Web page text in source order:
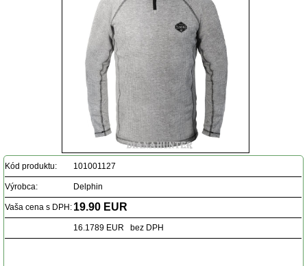
Kód produktu: 101001127
Výrobca: Delphin
Vaša cena s DPH: 19.90 EUR
16.1789 EUR bez DPH